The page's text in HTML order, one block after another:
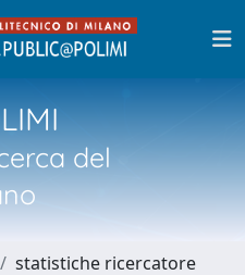
del
statistiche ricercatore